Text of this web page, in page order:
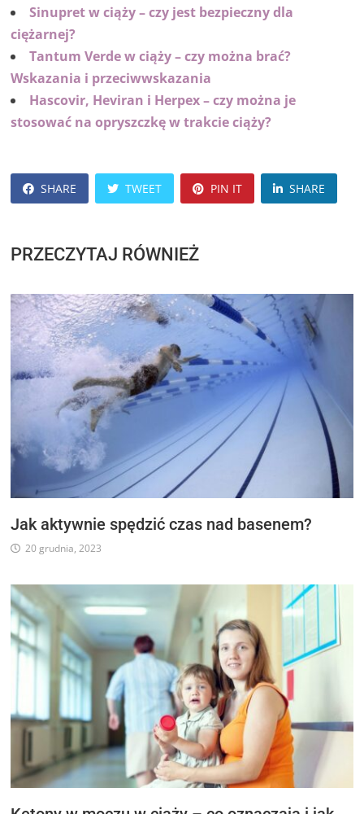
Sinupret w ciąży – czy jest bezpieczny dla
ciężarnej?
Tantum Verde w ciąży – czy można brać?
Wskazania i przeciwwskazania
Hascovir, Heviran i Herpex – czy można je
stosować na opryszczkę w trakcie ciąży?
SHARE TWEET PIN IT SHARE
PRZECZYTAJ RÓWNIEŻ
Jak aktywnie spędzić czas nad basenem?
20 grudnia, 2023